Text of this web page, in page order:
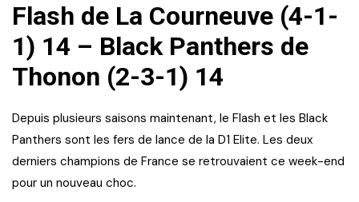
Flash de La Courneuve (4-1-
1) 14 – Black Panthers de
Thonon (2-3-1) 14
Depuis plusieurs saisons maintenant, le Flash et les Black
Panthers sont les fers de lance de la D1 Elite. Les deux
derniers champions de France se retrouvaient ce week-end
pour un nouveau choc.